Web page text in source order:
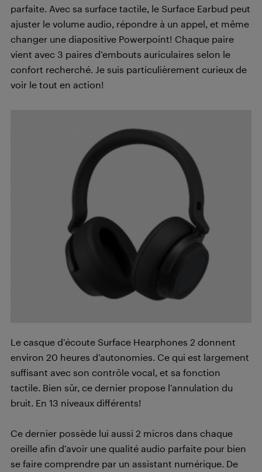
parfaite. Avec sa surface tactile, le Surface Earbud peut
ajuster le volume audio, répondre à un appel, et même
changer une diapositive Powerpoint! Chaque paire
vient avec 3 paires d’embouts auriculaires selon le
confort recherché. Je suis particulièrement curieux de
voir le tout en action!
Le casque d’écoute Surface Hearphones 2 donnent
environ 20 heures d’autonomies. Ce qui est largement
suffisant avec son contrôle vocal, et sa fonction
tactile. Bien sûr, ce dernier propose l’annulation du
bruit. En 13 niveaux différents!
Ce dernier possède lui aussi 2 micros dans chaque
oreille afin d’avoir une qualité audio parfaite pour bien
se faire comprendre par un assistant numérique. De